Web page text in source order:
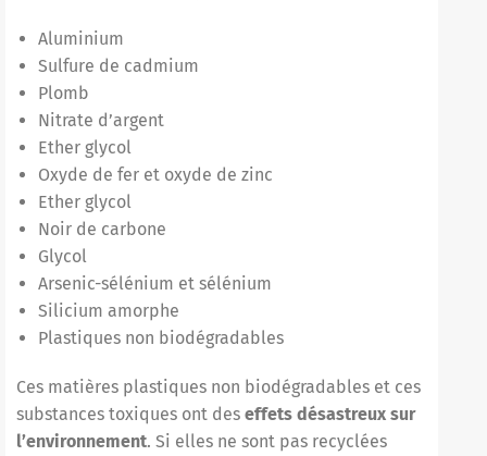
Aluminium
Sulfure de cadmium
Plomb
Nitrate d’argent
Ether glycol
Oxyde de fer et oxyde de zinc
Ether glycol
Noir de carbone
Glycol
Arsenic-sélénium et sélénium
Silicium amorphe
Plastiques non biodégradables
Ces matières plastiques non biodégradables et ces
substances toxiques ont des effets désastreux sur
l’environnement. Si elles ne sont pas recyclées